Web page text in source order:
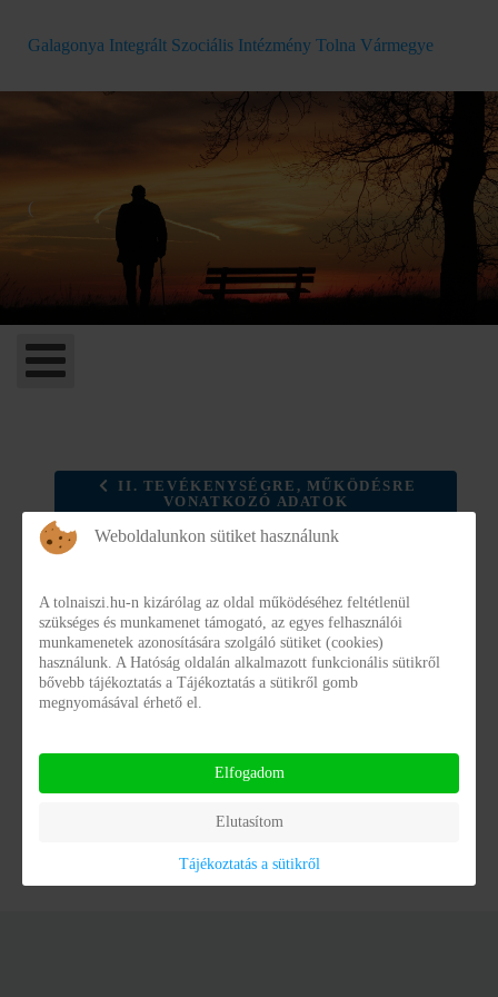
Galagonya Integrált Szociális Intézmény Tolna Vármegye
(
II. TEVÉKENYSÉGRE, MŰKÖDÉSRE
VONATKOZÓ ADATOK
II. 5. KÖZSZOLGÁLTATÁSOK
IGÉNYBEVÉTELÉNEK RENDJE, FIZETENDŐ
DÍJ MÉRTÉK
Weboldalunkon sütiket használunk
A tolnaiszi.hu-n kizárólag az oldal működéséhez feltétlenül
szükséges és munkamenet támogató, az egyes felhasználói
munkamenetek azonosítására szolgáló sütiket (cookies)
használunk. A Hatóság oldalán alkalmazott funkcionális sütikről
bővebb tájékoztatás a Tájékoztatás a sütikről gomb
megnyomásával érhető el.
Elfogadom
Elutasítom
Tájékoztatás a sütikről